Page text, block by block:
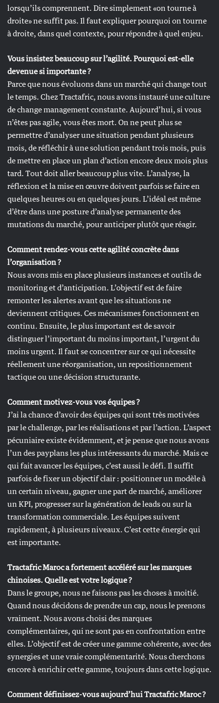
lorsqu’ils comprennent. Dire simplement «on tourne à
droite» ne suffit pas. Il faut expliquer pourquoi on tourne
à droite, dans quel contexte, pour répondre à quel enjeu.
Vous insistez beaucoup sur l’agilité. Pourquoi est-elle
devenue si importante ?
Parce que nous évoluons dans un marché qui change tout
le temps. Chez Tractafric, nous avons instauré une culture
de change management constante. Aujourd’hui, si vous
n’êtes pas agile, vous êtes mort. On ne peut plus se
permettre d’analyser une situation pendant plusieurs
mois, de réfléchir à une solution pendant trois mois, puis
de mettre en place un plan d’action encore deux mois plus
tard. Tout doit aller beaucoup plus vite. L’analyse, la
réflexion et la mise en œuvre doivent parfois se faire en
quelques heures ou en quelques jours. L’idéal est même
d’être dans une posture d’analyse permanente des
mutations du marché, pour anticiper plutôt que réagir.
Comment rendez-vous cette agilité concrète dans
l’organisation ?
Nous avons mis en place plusieurs instances et outils de
monitoring et d’anticipation. L’objectif est de faire
remonter les alertes avant que les situations ne
deviennent critiques. Ces mécanismes fonctionnent en
continu. Ensuite, le plus important est de savoir
distinguer l’important du moins important, l’urgent du
moins urgent. Il faut se concentrer sur ce qui nécessite
réellement une réorganisation, un repositionnement
tactique ou une décision structurante.
Comment motivez-vous vos équipes ?
J’ai la chance d’avoir des équipes qui sont très motivées
par le challenge, par les réalisations et par l’action. L’aspect
pécuniaire existe évidemment, et je pense que nous avons
l’un des payplans les plus intéressants du marché. Mais ce
qui fait avancer les équipes, c’est aussi le défi. Il suffit
parfois de fixer un objectif clair : positionner un modèle à
un certain niveau, gagner une part de marché, améliorer
un KPI, progresser sur la génération de leads ou sur la
transformation commerciale. Les équipes suivent
rapidement, à plusieurs niveaux. C’est cette énergie qui
est importante.
Tractafric Maroc a fortement accéléré sur les marques
chinoises. Quelle est votre logique ?
Dans le groupe, nous ne faisons pas les choses à moitié.
Quand nous décidons de prendre un cap, nous le prenons
vraiment. Nous avons choisi des marques
complémentaires, qui ne sont pas en confrontation entre
elles. L’objectif est de créer une gamme cohérente, avec des
synergies et une vraie complémentarité. Nous cherchons
encore à enrichir cette gamme, toujours dans cette logique.
Comment définissez-vous aujourd’hui Tractafric Maroc ?